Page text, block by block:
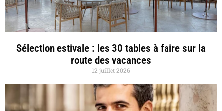
Sélection estivale : les 30 tables à faire sur la
route des vacances
12 juillet 2026